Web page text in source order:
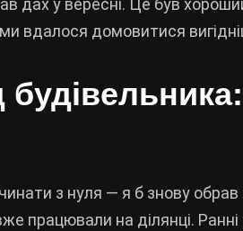
дах у вересні. Це був
вдалося домовитися
з нуля — я б знову
працювали на ділянці.